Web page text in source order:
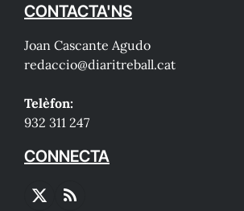
CONTACTA'NS
Joan Cascante Agudo
redaccio@diaritreball.cat
Telèfon:
932 311 247
CONNECTA
X
RSS